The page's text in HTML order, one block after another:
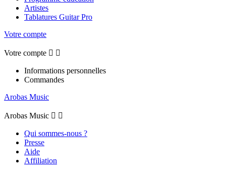
Artistes
Tablatures Guitar Pro
Votre compte
Votre compte  
Informations personnelles
Commandes
Arobas Music
Arobas Music  
Qui sommes-nous ?
Presse
Aide
Affiliation